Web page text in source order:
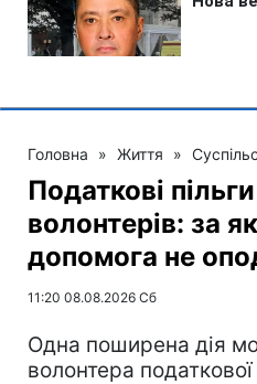
Головна » Життя »
Податкові
волонтерів: за
допомога не
11:20 08.08.2026 Сб
Одна поширена дія
волонтера податкової